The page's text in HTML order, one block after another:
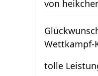
von
Wettkampf-
tolle